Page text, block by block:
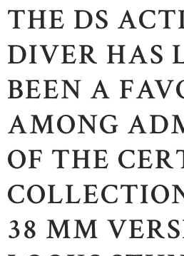
THE DS
DIVER HAS
BEEN A
AMONG
OF THE
38 MM